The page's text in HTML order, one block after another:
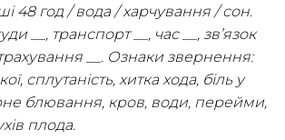
48 год / вода / харчування / сон.
__, транспорт __, час __, зв’язок
страхування __. Ознаки звернення:
сплутаність, хитка хода, біль у
блювання, кров, води, перейми,
плода.